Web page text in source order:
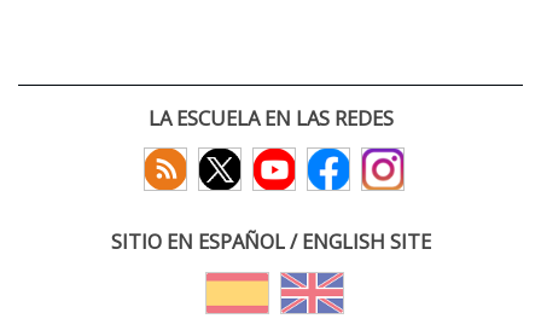
LA ESCUELA EN LAS REDES
SITIO EN ESPAÑOL / ENGLISH SITE